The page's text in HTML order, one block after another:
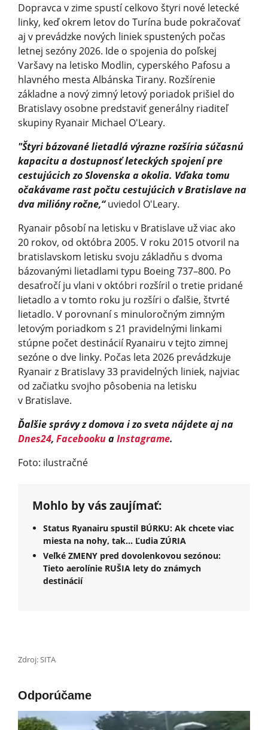
Dopravca v zime spustí celkovo štyri nové letecké
linky, keď okrem letov do Turína bude pokračovať
aj v prevádzke nových liniek spustených počas
letnej sezóny 2026. Ide o spojenia do poľskej
Varšavy na letisko Modlin, cyperského Pafosu a
hlavného mesta Albánska Tirany. Rozšírenie
základne a nový zimný letový poriadok prišiel do
Bratislavy osobne predstaviť generálny riaditeľ
skupiny Ryanair Michael O'Leary.
"Štyri bázované lietadlá výrazne rozšíria súčasnú
kapacitu a dostupnosť leteckých spojení pre
cestujúcich zo Slovenska a okolia. Vďaka tomu
očakávame rast počtu cestujúcich v Bratislave na
dva milióny ročne,“uviedol O'Leary.
Ryanair pôsobí na letisku v Bratislave už viac ako
20 rokov, od októbra 2005. V roku 2015 otvoril na
bratislavskom letisku svoju základňu s dvoma
bázovanými lietadlami typu Boeing 737–800. Po
desaťročí ju vlani v októbri rozšíril o tretie pridané
lietadlo a v tomto roku ju rozšíri o ďalšie, štvrté
lietadlo. V porovnaní s minuloročným zimným
letovým poriadkom s 21 pravidelnými linkami
stúpne počet destinácií Ryanairu v tejto zimnej
sezóne o dve linky. Počas leta 2026 prevádzkuje
Ryanair z Bratislavy 33 pravidelných liniek, najviac
od začiatku svojho pôsobenia na letisku
v Bratislave.
Ďalšie správy z domova i zo sveta nájdete aj na
Dnes24, FacebookuaInstagrame.
Foto: ilustračné
Mohlo by vás zaujímať:
Status Ryanairu spustil BÚRKU: Ak chcete viac
miesta na nohy, tak... Ľudia ZÚRIA
Veľké ZMENY pred dovolenkovou sezónou:
Tieto aerolínie RUŠIA lety do známych
destinácií
Zdroj: SITA
Odporúčame